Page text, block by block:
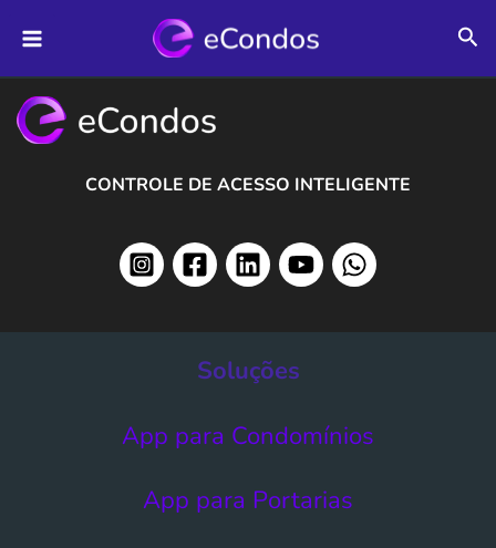
para
o
conteúdo
CONTROLE DE ACESSO INTELIGENTE
Soluções
App para Condomínios
App para Portarias